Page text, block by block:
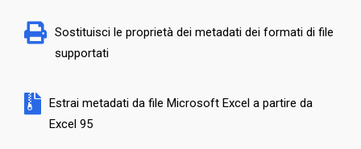
Sostituisci le proprietà dei metadati dei formati di file
supportati
Estrai metadati da file Microsoft Excel a partire da
Excel 95